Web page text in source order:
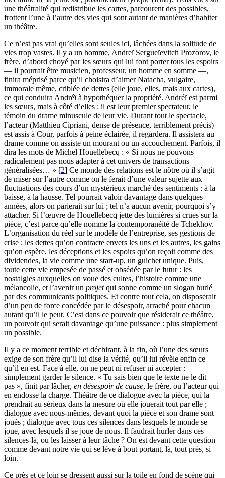
une théâtralité qui redistribue les cartes, parcourent des possibles,
frottent l’une à l’autre des vies qui sont autant de manières d’habiter
un théâtre.
Ce n’est pas vrai qu’elles sont seules ici, lâchées dans la solitude de
vies trop vastes. Il y a un homme, Andreï Sergueïevitch Prozorov, le
frère, d’abord choyé par les sœurs qui lui font porter tous les espoirs
— il pourrait être musicien, professeur, un homme en somme —,
finira méprisé parce qu’il choisira d’aimer Natacha, vulgaire,
immorale même, criblée de dettes (elle joue, elles, mais aux cartes),
ce qui conduira Andréï à hypothéquer la propriété. Andréï est parmi
les sœurs, mais à côté d’elles : il est leur premier spectateur, le
témoin du drame minuscule de leur vie. Durant tout le spectacle,
l’acteur (Matthieu Cipriani, dense de présence, terriblement précis)
est assis à Cour, parfois à peine éclairée, il regardera. Il assistera au
drame comme on assiste un mourant ou un accouchement. Parfois, il
dira les mots de Michel Houellebecq : « Si nous ne pouvons
radicalement pas nous adapter à cet univers de transactions
généralisées… » [2] Ce monde des relations est le nôtre où il s’agit
de miser sur l’autre comme on le ferait d’une valeur sujette aux
fluctuations des cours d’un mystérieux marché des sentiments : à la
baisse, à la hausse. Tel pourrait valoir davantage dans quelques
années, alors on parierait sur lui ; tel n’a aucun avenir, pourquoi s’y
attacher. Si l’œuvre de Houellebecq jette des lumières si crues sur la
pièce, c’est parce qu’elle nomme la contemporanéité de Tchekhov.
L’organisation du réel sur le modèle de l’entreprise, ses gestions de
crise ; les dettes qu’on contracte envers les uns et les autres, les gains
qu’on espère, les déceptions et les espoirs qu’on reçoit comme des
dividendes, la vie comme une start-up, un guichet unique. Puis,
toute cette vie empesée de passé et obsédée par le futur : les
nostalgies auxquelles on voue des cultes, l’histoire comme une
mélancolie, et l’avenir un projetqui sonne comme un slogan hurlé
par des communicants politiques. Et contre tout cela, on disposerait
d’un peu de force concédée par le désespoir, arraché pour chacun
autant qu’il le peut. C’est dans ce pouvoir que résiderait ce théâtre,
un pouvoir qui serait davantage qu’une puissance : plus simplement
un possible.
Il y a ce moment terrible et déchirant, à la fin, où l’une des sœurs
exige de son frère qu’il lui dise la vérité, qu’il lui révèle enfin ce
qu’il en est. Face à elle, on ne peut ni refuser ni accepter :
simplement garder le silence. « Tu sais bien que le texte ne le dit
pas », finit par lâcher, en désespoir de cause, le frère, ou l’acteur qui
en endosse la charge. Théâtre de ce dialogue avec la pièce, qui la
prendrait au sérieux dans la mesure où elle jouerait tout par elle ;
dialogue avec nous-mêmes, devant quoi la pièce et son drame sont
joués ; dialogue avec tous ces silences dans lesquels le monde se
joue, avec lesquels il se joue de nous. Il faudrait hurler dans ces
silences-là, ou les laisser à leur tâche ? On est devant cette question
comme devant notre vie qui se lève à bout portant, là, tout près, si
loin.
Ce près et ce loin se dressent aussi sur la toile en fond de scène qui